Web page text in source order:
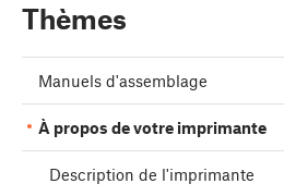
Thèmes
Manuels d'assemblage
À propos de votre imprimante
Description de l'imprimante